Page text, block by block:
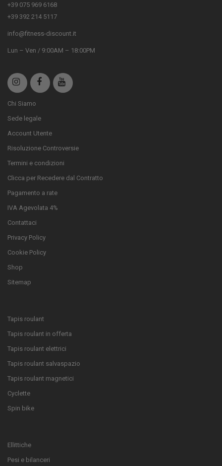
+39 075 969 6168
+39 392 214 5117
info@fitness-discount.it
Lun – Ven / 9:00AM – 18:00PM
Chi Siamo
Sede legale
Account Utente
Risoluzione Controversie
Termini e condizioni
Clicca per Recedere dal Contratto
Pagamento a rate
IVA Agevolata 4%
Contattaci
Privacy Policy
Cookie Policy
Shop
Sitemap
Tapis roulant
Tapis roulant in offerta
Tapis roulant elettrici
Tapis roulant salvaspazio
Tapis roulant magnetici
Cyclette
Spin bike
Ellittiche
Pesi e bilanceri